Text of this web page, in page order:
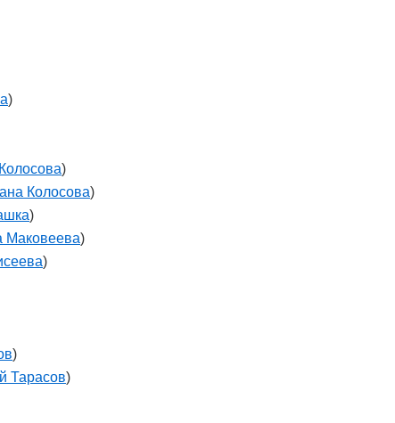
)
)
Колосова)
)
Маковеева)
)
)
Тарасов)